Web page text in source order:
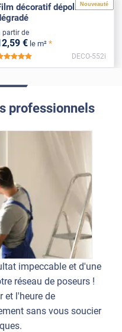
Nouveauté
décoratif dépoli
partir de
,59 € le m² *
DECO-552i
professionnels
impeccable et d'une
réseau de poseurs !
et l'heure de
sans vous soucier